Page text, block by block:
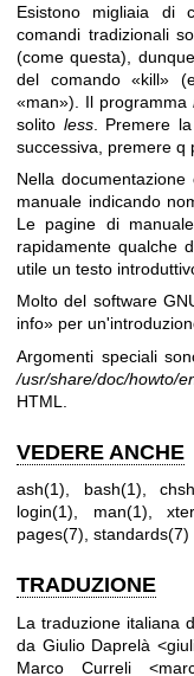
Esistono migliaia di
comandi tradizionali
(come questa),
del comando «kill»
«man»). Il programma
solito less. Premere
successiva, premere q
Nella
manuale indicando
Le pagine di
rapidamente qualche
utile un testo
Molto del software
info» per
Argomenti speciali
/usr/share/doc/howto/
HTML.
VEDERE ANCHE
ash(1), bash(1),
login(1), man(1),
pages(7), standards(7)
TRADUZIONE
La traduzione italiana
da Giulio Daprelà
Marco Curreli